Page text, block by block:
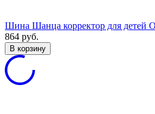
Шина Шанца корректор для детей
864 руб.
В корзину